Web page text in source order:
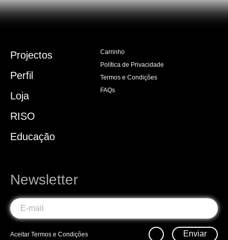
Projectos
Perfil
Loja
RISO
Educação
Carrinho
Política de Privacidade
Termos e Condições
FAQs
Newsletter
Aceitar Termos e Condições Enviar